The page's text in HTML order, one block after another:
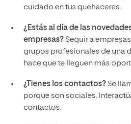
cuidado en tus quehaceres.
¿Estás al día de las
empresas?Seguir a
grupos profesionales de una
hace que te lleguen más
¿Tienes los contactos?Se
porque son sociales.
contactos.